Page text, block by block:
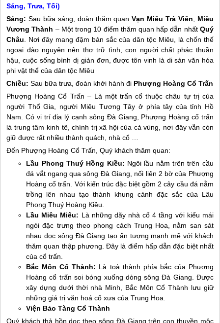
Sáng, Trưa, Tối)
Sáng: Sau bữa sáng, đoàn thăm quanVạn Miêu Trà Viên
Miêu
Vương Thành – Một trong 10 điểm thăm quan hấp dẫn nhất Quý
Châu . Nơi đây mang đậm bản sắc của dân tộc Miêu, là chốn thế
ngoại đào nguyên nên thơ trữ tình, con người chất phác thuần
hậu, cuộc sống bình dị giản đơn, được tôn vinh là di sản văn hóa
phi vật thể của dân tộc Miêu
Chiều: Sau bữa trưa, đoàn khởi hành đi Phượng Hoàng Cổ Trấn
Phượng Hoàng Cổ Trấn – Là một trấn cổ thuộc châu tự trị của
người Thổ Gia, người Miêu Tương Tây ở phía tây của tỉnh Hồ
Nam. Có vị trí địa lý cạnh sông Đà Giang, Phượng Hoàng cổ trấn
là trung tâm kinh tê, chính trị xã hội của cả vùng, nơi đây vẫn còn
giữ được rất nhiều thành quách, nhà cổ …
Đến Phượng Hoàng Cổ Trấn, Quý khách thăm quan:
Lầu Phong Thuý Hồng Kiều: Ngôi lầu nằm trên trên cầu
đá vắt ngang qua sông Đà Giang, nối liên 2 bờ của Phượng
Hoàng cổ trấn. Với kiến trúc đặc biệt gồm 2 cây cầu đá nằm
trồng lên nhau tạo thành khung cảnh đặc sắc của Lâu
Phong Thuý Hoàng Kiều.
Lầu Miêu Miêu: Là những dãy nhà cổ 4 tầng với kiểu mái
ngói đặc trưng theo phong cách Trung Hoa, nằm san sát
nhau dọc sông Đà Giang tạo ấn tượng mạnh mẽ với khách
thăm quan thập phương. Đây là điểm hấp dẫn đặc biệt nhất
của cổ trấn.
Bắc Môn Cổ Thành: Là toà thành phía bắc của Phượng
Hoàng cổ trấn soi bóng xuống dòng sông Đà Giang. Được
xây dựng dưới thời nhà Minh, Bắc Môn Cổ Thành lưu giữ
những giá trị văn hoá cổ xưa của Trung Hoa.
Viện Bảo Tàng Cổ Thành
Quý khách thả hồn dọc theo sông Đà Giang trên con thuyền mộc